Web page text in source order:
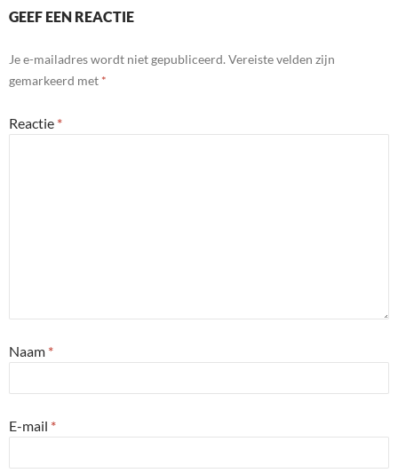
GEEF EEN REACTIE
Je e-mailadres wordt niet gepubliceerd. Vereiste velden zijn
gemarkeerd met *
Reactie *
Naam *
E-mail *